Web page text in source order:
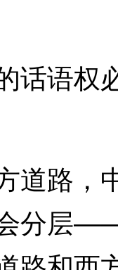
语权
路，
分层